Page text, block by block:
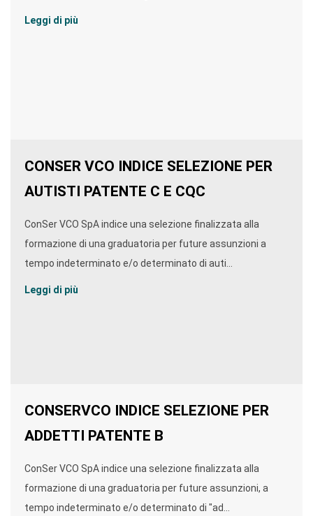
Leggi di più
CONSER VCO INDICE SELEZIONE PER
AUTISTI PATENTE C E CQC
ConSer VCO SpA indice una selezione finalizzata alla
formazione di una graduatoria per future assunzioni a
tempo indeterminato e/o determinato di auti...
Leggi di più
CONSERVCO INDICE SELEZIONE PER
ADDETTI PATENTE B
ConSer VCO SpA indice una selezione finalizzata alla
formazione di una graduatoria per future assunzioni, a
tempo indeterminato e/o determinato di "ad...